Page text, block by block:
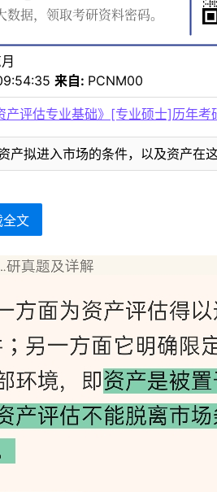
来自: PCNM00
产评估专业基础》[专业硕士]历年考
产拟进入市场的条件，以及资产在
全文